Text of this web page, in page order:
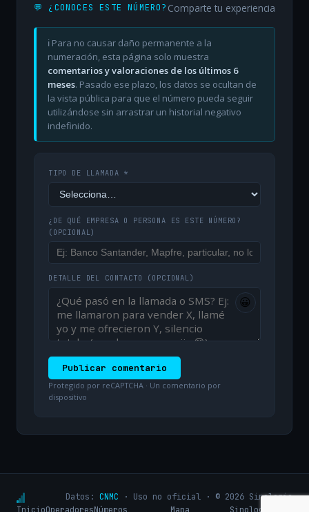
💬 ¿CONOCES ESTE NÚMERO? Comparte tu experiencia
ℹ️ Para no causar daño permanente a la
numeración, esta página solo muestra
comentarios y valoraciones de los últimos 6
meses. Pasado ese plazo, los datos se ocultan de
la vista pública para que el número pueda seguir
utilizándose sin arrastrar un historial negativo
indefinido.
TIPO DE LLAMADA *
¿DE QUÉ EMPRESA O PERSONA ES ESTE NÚMERO?
(OPCIONAL)
DETALLE DEL CONTACTO (OPCIONAL)
😀
Publicar comentario
Protegido por reCAPTCHA · Un comentario por
dispositivo
Datos: CNMC · Uso no oficial · © 2026 Sinologic